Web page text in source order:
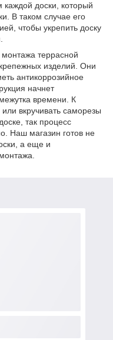
доски, который
В таком случае его
чтобы укрепить доску
террасной
изделий. Они
антикоррозийное
начнет
времени. К
вкручивать саморезы
так процесс
Наш магазин готов не
а еще и